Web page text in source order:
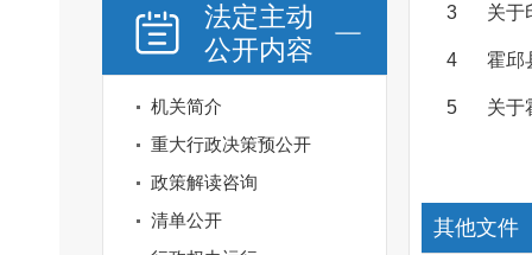
法定主动
公开内容
机关简介
重大行政决策预公开
政策解读咨询
清单公开
3 关于
4 霍邱
5 关于
其他文件